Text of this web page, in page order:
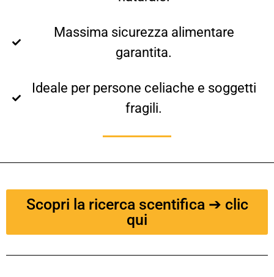
Massima sicurezza alimentare
garantita.
Ideale per persone celiache e soggetti
fragili.
Scopri la ricerca scentifica ➔ clic
qui